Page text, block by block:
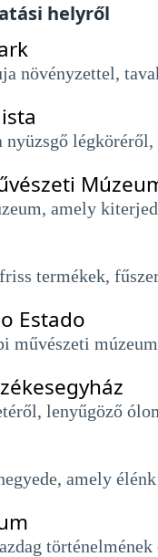
helyről
növényzettel,
nyüzsgő
amely
termékek,
Estado
művészeti
lenyűgöző
amely